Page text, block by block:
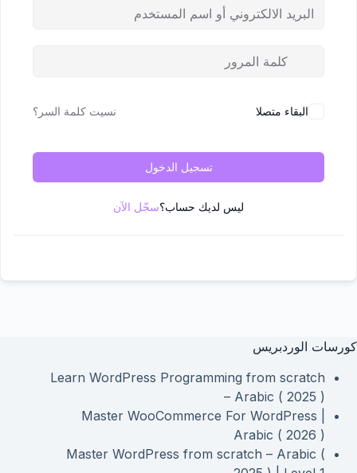
البقاء متصلا نسيت كلمة السر؟
تسجيل الدخول
ليس لديك حساب؟سجّل الآن
كورسات الوردبريس
Learn WordPress Programming from scratch
– Arabic ( 2025 )
Master WooCommerce For WordPress |
Arabic ( 2026 )
Master WordPress from scratch – Arabic (